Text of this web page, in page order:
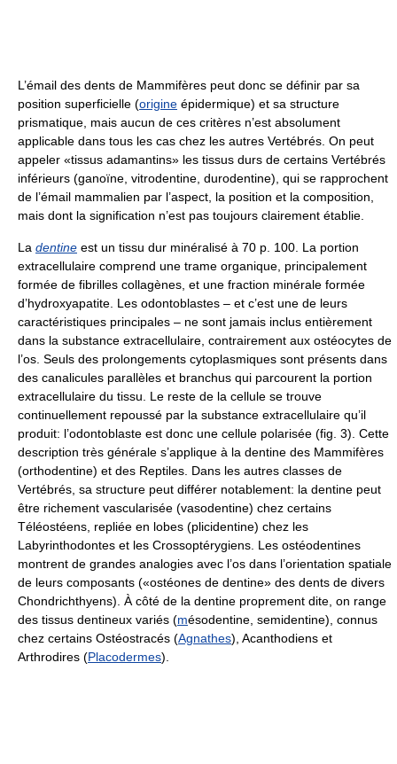
L’émail des dents de Mammifères peut donc se définir par sa
position superficielle (origine épidermique) et sa structure
prismatique, mais aucun de ces critères n’est absolument
applicable dans tous les cas chez les autres Vertébrés. On peut
appeler «tissus adamantins» les tissus durs de certains Vertébrés
inférieurs (ganoïne, vitrodentine, durodentine), qui se rapprochent
de l’émail mammalien par l’aspect, la position et la composition,
mais dont la signification n’est pas toujours clairement établie.
La dentine est un tissu dur minéralisé à 70 p. 100. La portion
extracellulaire comprend une trame organique, principalement
formée de fibrilles collagènes, et une fraction minérale formée
d’hydroxyapatite. Les odontoblastes – et c’est une de leurs
caractéristiques principales – ne sont jamais inclus entièrement
dans la substance extracellulaire, contrairement aux ostéocytes de
l’os. Seuls des prolongements cytoplasmiques sont présents dans
des canalicules parallèles et branchus qui parcourent la portion
extracellulaire du tissu. Le reste de la cellule se trouve
continuellement repoussé par la substance extracellulaire qu’il
produit: l’odontoblaste est donc une cellule polarisée (fig. 3). Cette
description très générale s’applique à la dentine des Mammifères
(orthodentine) et des Reptiles. Dans les autres classes de
Vertébrés, sa structure peut différer notablement: la dentine peut
être richement vascularisée (vasodentine) chez certains
Téléostéens, repliée en lobes (plicidentine) chez les
Labyrinthodontes et les Crossoptérygiens. Les ostéodentines
montrent de grandes analogies avec l’os dans l’orientation spatiale
de leurs composants («ostéones de dentine» des dents de divers
Chondrichthyens). À côté de la dentine proprement dite, on range
des tissus dentineux variés (mésodentine, semidentine), connus
chez certains Ostéostracés (Agnathes), Acanthodiens et
Arthrodires (Placodermes).